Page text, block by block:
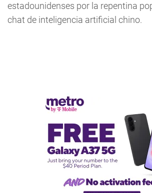
estadounidenses por la repentina
chat de inteligencia artificial chino.